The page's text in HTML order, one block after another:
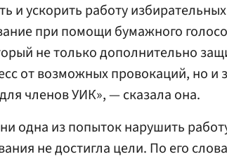
и ускорить работу
при помощи бумажного
не только дополнительно
от возможных провокаций, но и
членов УИК», — сказала она.
одна из попыток нарушить
не достигла цели. По его